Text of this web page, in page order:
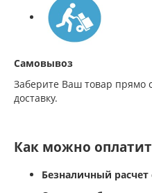
Самовывоз
Заберите Ваш товар прямо
доставку.
Как можно
Безналичный